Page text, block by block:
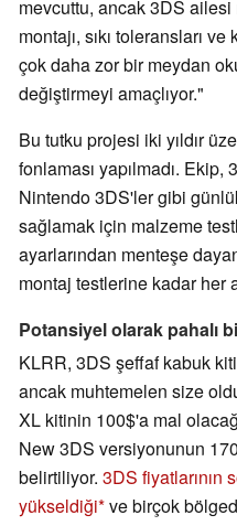
mevcuttu, ancak 3DS ailesi
montajı, sıkı toleransları
çok daha zor bir meydan
değiştirmeyi amaçlıyor."
Bu tutku projesi iki yıldır
fonlaması yapılmadı.
Nintendo 3DS'ler gibi
sağlamak için malzeme
ayarlarından menteşe
montaj testlerine kadar her
Potansiyel olarak pahalı
KLRR, 3DS şeffaf kabuk
ancak muhtemelen size
XL kitinin 100$'a mal
New 3DS versiyonunun
belirtiliyor. 3DS fiyatlarının
yükseldiği ve birçok